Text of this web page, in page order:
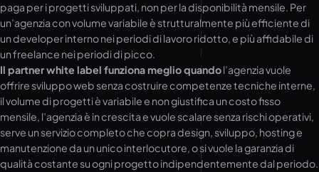
paga per i progetti sviluppati, non per la disponibilità mensile. Per
un’agenzia con volume variabile è strutturalmente più efficiente di
un developer interno nei periodi di lavoro ridotto, e più affidabile di
un freelance nei periodi di picco.
Il partner white label funziona meglio quandol’agenzia vuole
offrire sviluppo web senza costruire competenze tecniche interne,
il volume di progetti è variabile e non giustifica un costo fisso
mensile, l’agenzia è in crescita e vuole scalare senza rischi operativi,
serve un servizio completo che copra design, sviluppo, hosting e
manutenzione da un unico interlocutore, o si vuole la garanzia di
qualità costante su ogni progetto indipendentemente dal periodo.